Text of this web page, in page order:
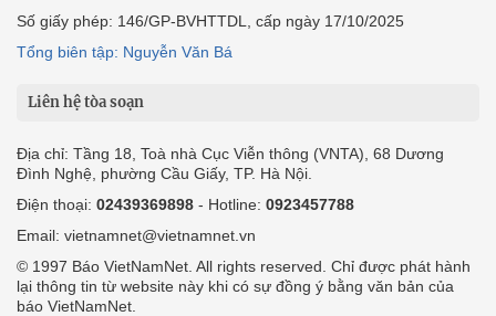
Số giấy phép: 146/GP-BVHTTDL, cấp ngày 17/10/2025
Tổng biên tập: Nguyễn Văn Bá
Liên hệ tòa soạn
Địa chỉ: Tầng 18, Toà nhà Cục Viễn thông (VNTA), 68 Dương
Đình Nghệ, phường Cầu Giấy, TP. Hà Nội.
Điện thoại: 02439369898 - Hotline: 0923457788
Email: vietnamnet@vietnamnet.vn
© 1997 Báo VietNamNet. All rights reserved. Chỉ được phát hành
lại thông tin từ website này khi có sự đồng ý bằng văn bản của
báo VietNamNet.